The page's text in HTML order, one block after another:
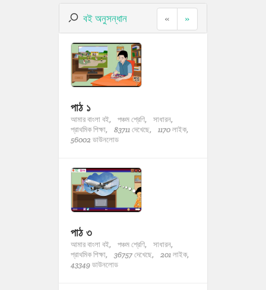
বই অনুসন্ধান « »
পাঠ ১
আমার বাংলা বই, পঞ্চম শ্রেণি,
সাধারন,
প্রাথমিক শিক্ষা,
83711 দেখেছে,
1170 লাইক,
56002 ডাউনলোড
পাঠ ৩
আমার বাংলা বই, পঞ্চম শ্রেণি,
সাধারন,
প্রাথমিক শিক্ষা,
36757 দেখেছে,
201 লাইক,
43349 ডাউনলোড